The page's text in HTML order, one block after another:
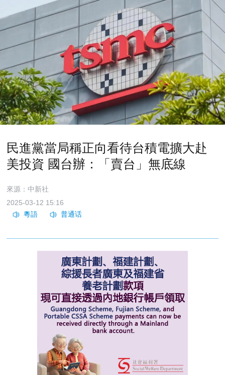
民進黨當局稱正向看待台積電擴大赴
美投資 國台辦：「賣台」無底線
來源：中新社
2025-03-12 15:16